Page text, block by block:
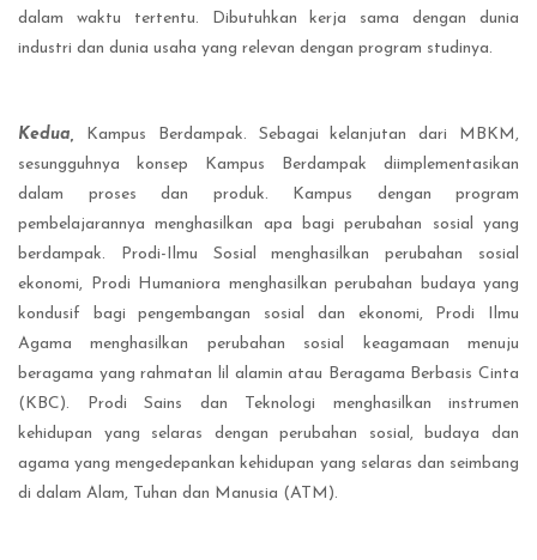
dalam waktu tertentu. Dibutuhkan kerja sama dengan dunia
industri dan dunia usaha yang relevan dengan program studinya.
Kedua, Kampus Berdampak. Sebagai kelanjutan dari MBKM,
sesungguhnya konsep Kampus Berdampak diimplementasikan
dalam proses dan produk. Kampus dengan program
pembelajarannya menghasilkan apa bagi perubahan sosial yang
berdampak. Prodi-Ilmu Sosial menghasilkan perubahan sosial
ekonomi, Prodi Humaniora menghasilkan perubahan budaya yang
kondusif bagi pengembangan sosial dan ekonomi, Prodi Ilmu
Agama menghasilkan perubahan sosial keagamaan menuju
beragama yang rahmatan lil alamin atau Beragama Berbasis Cinta
(KBC). Prodi Sains dan Teknologi menghasilkan instrumen
kehidupan yang selaras dengan perubahan sosial, budaya dan
agama yang mengedepankan kehidupan yang selaras dan seimbang
di dalam Alam, Tuhan dan Manusia (ATM).